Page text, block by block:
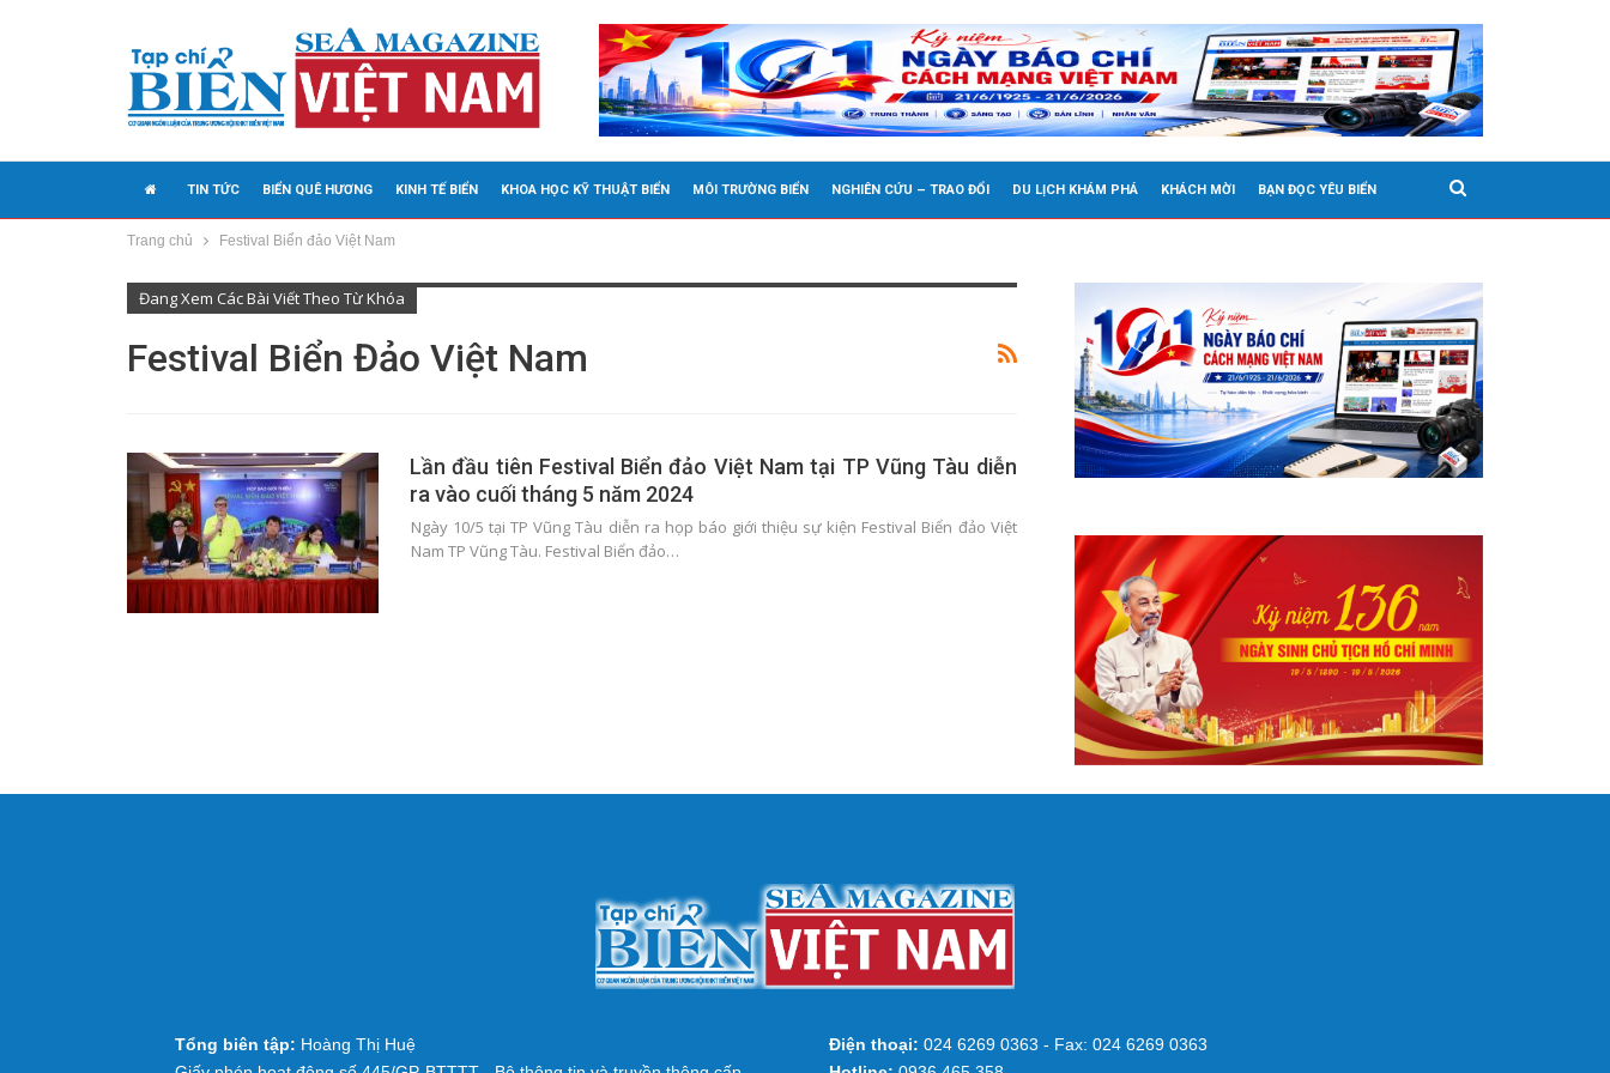
TIN TỨC BIỂN QUÊ HƯƠNG KINH TẾ BIỂN KHOA HỌC KỸ THUẬT BIỂN MÔI TRƯỜNG BIỂN NGHIÊN CỨU – TRAO ĐỔI DU LỊCH KHÁM PHÁ KHÁCH MỜI BẠN ĐỌC YÊU BIỂN
MEDIA
Trang chủ Festival Biển đảo Việt Nam
Đang Xem Các Bài Viết Theo Từ Khóa
Festival Biển Đảo Việt Nam
Lần đầu tiên Festival Biển đảo Việt Nam tại TP Vũng Tàu diễn
ra vào cuối tháng 5 năm 2024
Ngày 10/5 tại TP Vũng Tàu diễn ra họp báo giới thiệu sự kiện Festival Biển đảo Việt
Nam TP Vũng Tàu. Festival Biển đảo…
Tổng biên tập: Hoàng Thị Huệ
Điện thoại: 024 6269 0363 - Fax: 024 6269 0363